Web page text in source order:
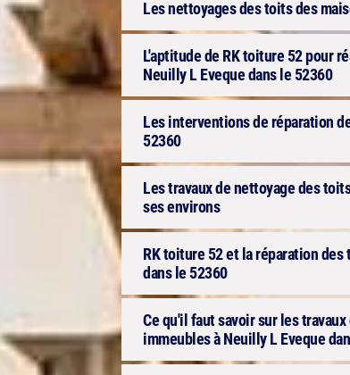
Les nettoyages des toits des
L'aptitude de RK toiture 52 pour
Neuilly L Eveque dans le 52360
Les interventions de réparation
52360
Les travaux de nettoyage des
ses environs
RK toiture 52 et la réparation
dans le 52360
Ce qu'il faut savoir sur les
immeubles à Neuilly L Eveque